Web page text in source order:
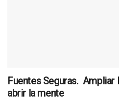
Fuentes Seguras. Ampliar
abrir la mente